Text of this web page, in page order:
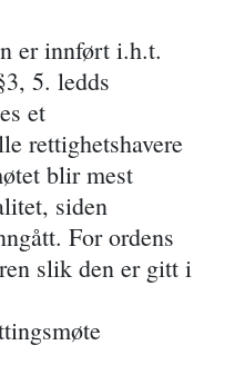
er innført i.h.t.
5. ledds
et
rettighetshavere
blir mest
siden
For ordens
slik den er gitt i